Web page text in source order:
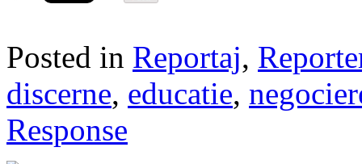
Posted in Reportaj,
discerne, educatie,
Response